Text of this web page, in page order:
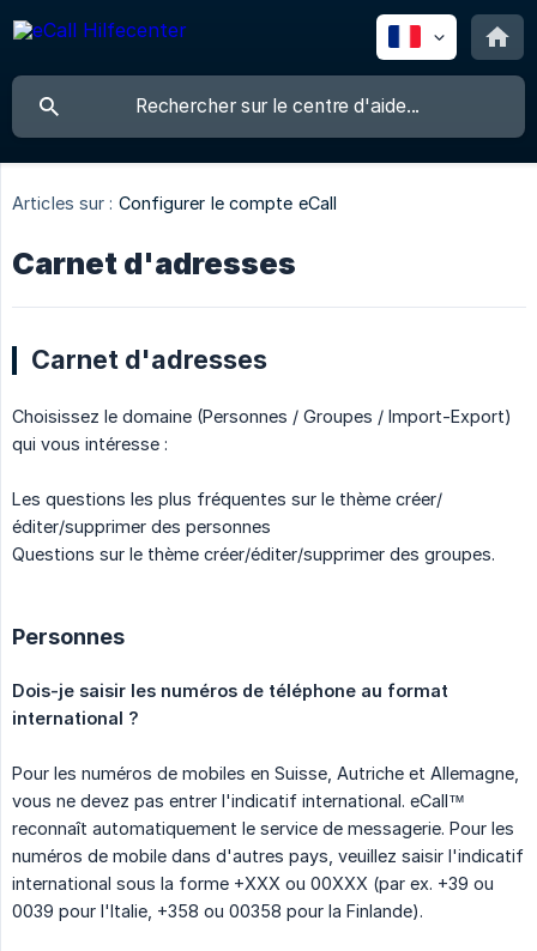
Articles sur : Configurer le compte eCall
Carnet d'adresses
Carnet d'adresses
Choisissez le domaine (Personnes / Groupes / Import-Export)
qui vous intéresse :
Les questions les plus fréquentes sur le thème créer/
éditer/supprimer des personnes
Questions sur le thème créer/éditer/supprimer des groupes.
Personnes
Dois-je saisir les numéros de téléphone au format
international ?
Pour les numéros de mobiles en Suisse, Autriche et Allemagne,
vous ne devez pas entrer l'indicatif international. eCall™
reconnaît automatiquement le service de messagerie. Pour les
numéros de mobile dans d'autres pays, veuillez saisir l'indicatif
international sous la forme +XXX ou 00XXX (par ex. +39 ou
0039 pour l'Italie, +358 ou 00358 pour la Finlande).